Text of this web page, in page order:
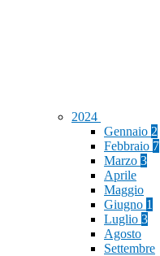
2024
Gennaio 2
Febbraio 7
Marzo 3
Aprile
Maggio
Giugno 1
Luglio 3
Agosto
Settembre